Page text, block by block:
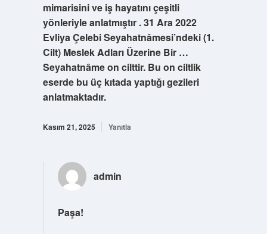
mimarisini ve iş hayatını çeşitli
yönleriyle anlatmıştır . 31 Ara 2022
Evliya Çelebi Seyahatnâmesi’ndeki (1.
Cilt) Meslek Adları Üzerine Bir …
Seyahatnâme on cilttir. Bu on ciltlik
eserde bu üç kıtada yaptığı gezileri
anlatmaktadır.
Kasım 21, 2025 Yanıtla
admin
Paşa!